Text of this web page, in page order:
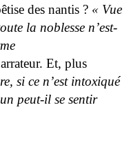
des nantis ? « Vue
la noblesse n’est-
Et, plus
si ce n’est intoxiqué
peut-il se sentir